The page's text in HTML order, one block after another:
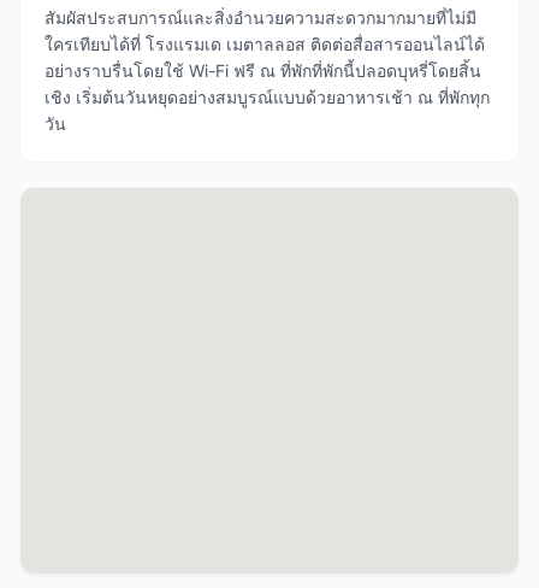
สัมผัสประสบการณ์และสิ่งอำนวยความสะดวกมากมายที่ไม่มี
ใครเทียบได้ที่ โรงแรมเด เมตาลลอส ติดต่อสื่อสารออนไลน์ได้
อย่างราบรื่นโดยใช้ Wi-Fi ฟรี ณ ที่พักที่พักนี้ปลอดบุหรี่โดยสิ้น
เชิง เริ่มต้นวันหยุดอย่างสมบูรณ์แบบด้วยอาหารเช้า ณ ที่พักทุก
วัน